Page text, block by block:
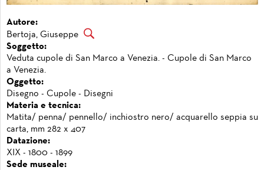
Autore:
Bertoja, Giuseppe
Soggetto:
Veduta cupole di San Marco a Venezia. - Cupole di San Marco
a Venezia.
Oggetto:
Disegno - Cupole - Disegni
Materia e tecnica:
Matita/ penna/ pennello/ inchiostro nero/ acquarello seppia su
carta, mm 282 x 407
Datazione:
XIX - 1800 - 1899
Sede museale: